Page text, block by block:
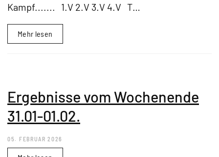
Kampf....... 1.V 2.V 3.V 4.V T…
Mehr lesen
Ergebnisse vom Wochenende
31.01-01.02.
05. FEBRUAR 2026